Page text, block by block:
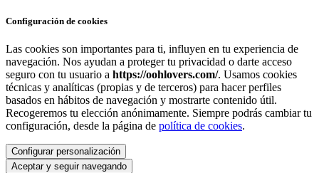
Configuración de cookies
Las cookies son importantes para ti, influyen en tu experiencia de
navegación. Nos ayudan a proteger tu privacidad o darte acceso
seguro con tu usuario a https://oohlovers.com/. Usamos cookies
técnicas y analíticas (propias y de terceros) para hacer perfiles
basados en hábitos de navegación y mostrarte contenido útil.
Recogeremos tu elección anónimamente. Siempre podrás cambiar tu
configuración, desde la página de política de cookies.
Configurar personalización
Aceptar y seguir navegando